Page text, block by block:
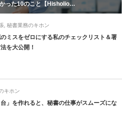
った10のこと【Hisholio…
, 秘書業務のキホン
ミスをゼロにする私のチェックリスト＆署
を大公開！
キホン
台」を作れると、秘書の仕事がスムーズにな